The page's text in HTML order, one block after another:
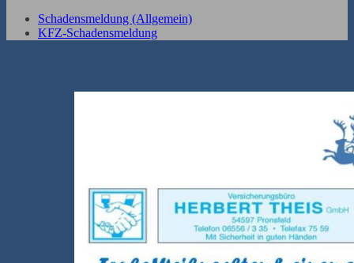
Schadensmeldung (Allgemein)
KFZ-Schadensmeldung